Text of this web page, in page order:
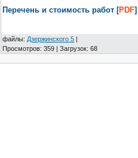
Перечень и стоимость работ [PDF]
файлы: Дзержинского 5 |
Просмотров: 359 | Загрузок: 68